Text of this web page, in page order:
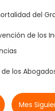
del
de los
los
Mes